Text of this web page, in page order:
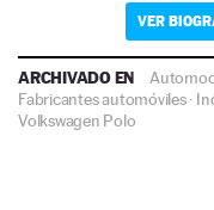
VER
ARCHIVADO EN
Fabricantes automóviles·
Volkswagen Polo